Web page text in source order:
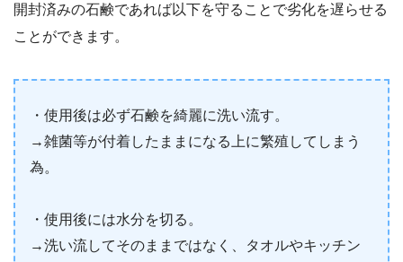
開封済みの石鹸であれば以下を守ることで劣化を遅らせる
ことができます。
・使用後は必ず石鹸を綺麗に洗い流す。
→雑菌等が付着したままになる上に繁殖してしまう
為。
・使用後には水分を切る。
→洗い流してそのままではなく、タオルやキッチン